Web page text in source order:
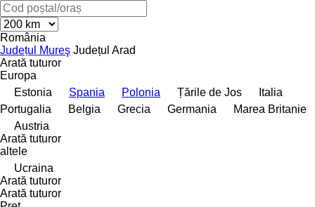
România
Județul Mureş Județul Arad
Arată tuturor
Europa
Estonia
Spania Polonia Țările de Jos
Italia
Portugalia
Belgia Grecia Germania
Marea Britanie
Austria
Arată tuturor
altele
Ucraina
Arată tuturor
Arată tuturor